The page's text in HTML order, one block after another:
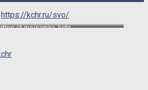
https://kchr.ru/svo/
t.me/samira_kchr